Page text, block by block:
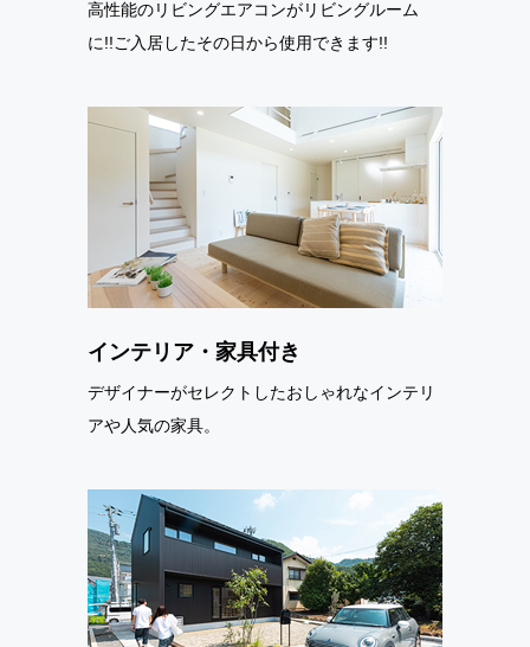
高性能のリビングエアコンがリビングルーム
に!!ご入居したその日から使用できます!!
インテリア・家具付き
デザイナーがセレクトしたおしゃれなインテリ
アや人気の家具。